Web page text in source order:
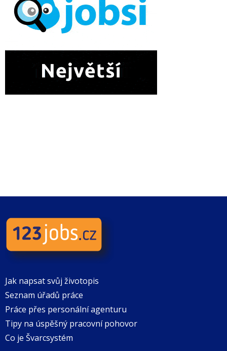
Jak napsat svůj životopis
Seznam úřadů práce
Práce přes personální agenturu
Tipy na úspěšný pracovní pohovor
Co je Švarcsystém